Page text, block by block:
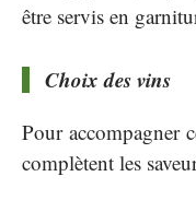
être servis en
Choix des vins
Pour accompagner
complètent les